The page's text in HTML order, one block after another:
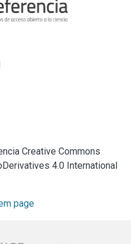
Creative Commons
4.0 International
page